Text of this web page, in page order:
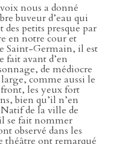
nous a donné
buveur d’eau qui
des petits presque par
en notre cour et
Saint-Germain, il est
fait avant d’en
de médiocre
comme aussi le
les yeux fort
bien qu’il n’en
de la ville de
se fait nommer
observé dans les
théâtre ont remarqué